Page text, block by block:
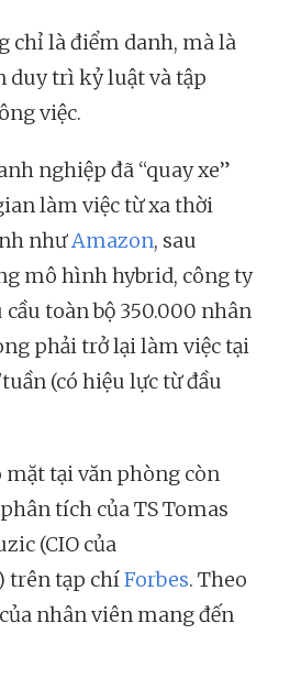
chỉ là điểm danh, mà là
duy trì kỷ luật và tập
việc.
nghiệp đã “quay xe”
làm việc từ xa thời
nhưAmazon, sau
mô hình hybrid, công ty
toàn bộ 350.000 nhân
phải trở lại làm việc tại
(có hiệu lực từ đầu
mặt tại văn phòng còn
tích của TS Tomas
(CIO của
trên tạp chíForbes. Theo
nhân viên mang đến